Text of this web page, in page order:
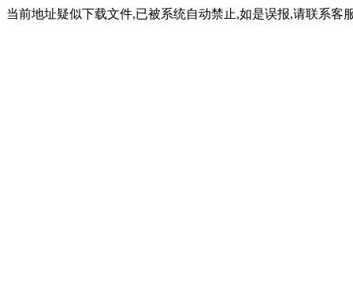
当前地址疑似下载文件,已被系统自动禁止,如是误报,请联系客